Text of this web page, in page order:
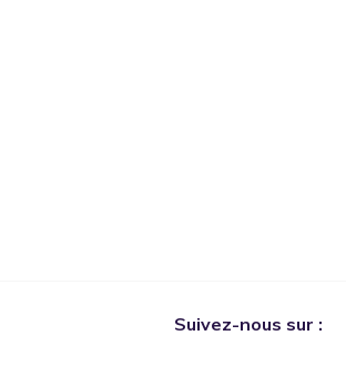
Suivez-nous sur :